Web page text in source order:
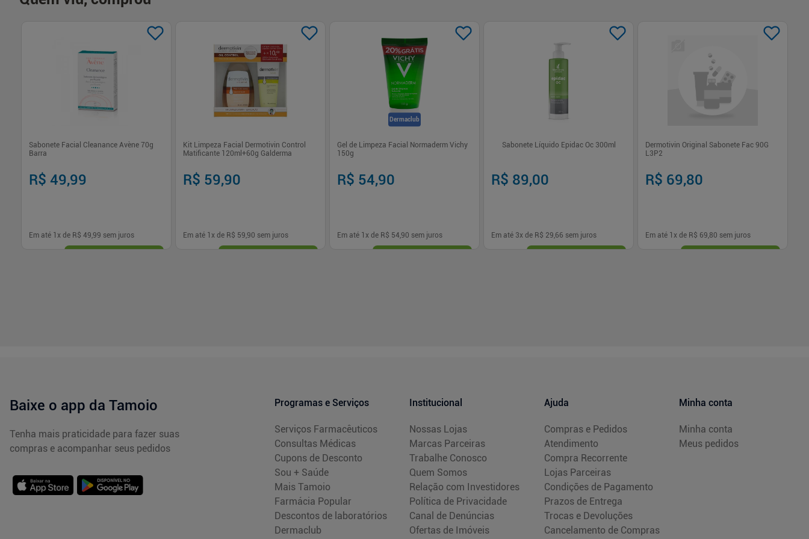
Sabonete Facial Cleanance Avène 70g
Barra
R$ 49,99
Em até 1 x de R$ 49,99 sem juros
Kit Limpeza Facial Dermotivin Control
Matificante 120ml+60g Galderma
R$ 59,90
Em até 1 x de R$ 59,90 sem juros
Dermaclub
Gel de Limpeza Facial Normaderm Vichy
150g
R$ 54,90
Em até 1 x de R$ 54,90 sem juros
Sabonete Líquido Epidac Oc 300ml
R$ 89,00
Em até 3x de R$ 29,66 sem juros
Dermotivin Original Sabonete Fac 90G
L3P2
R$ 69,80
Em até 1 x de R$ 69,80 sem juros
Baixe o app da Tamoio
Tenha mais praticidade para fazer suas
compras e acompanhar seus pedidos
Programas e Serviços
Serviços Farmacêuticos
Consultas Médicas
Cupons de Desconto
Sou + Saúde
Mais Tamoio
Farmácia Popular
Descontos de laboratórios
Dermaclub
Institucional
Nossas Lojas
Marcas Parceiras
Trabalhe Conosco
Quem Somos
Relação com Investidores
Política de Privacidade
Canal de Denúncias
Ofertas de Imóveis
Ajuda
Compras e Pedidos
Atendimento
Compra Recorrente
Lojas Parceiras
Condições de Pagamento
Prazos de Entrega
Trocas e Devoluções
Cancelamento de Compras
Minha conta
Minha conta
Meus pedidos